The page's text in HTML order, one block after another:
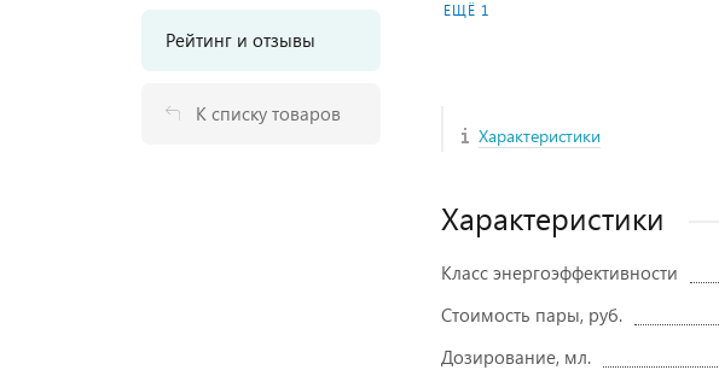
Рейтинг и отзывы
К списку товаров
ЕЩЁ 1
Характеристики
Характеристики
Класс энергоэффективности
Стоимость пары, руб.
Дозирование, мл.